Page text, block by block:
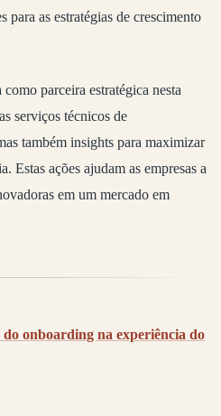
para as estratégias de crescimento
como parceira estratégica nesta
serviços técnicos de
também insights para maximizar
Estas ações ajudam as empresas a
em um mercado em
onboarding na experiência do